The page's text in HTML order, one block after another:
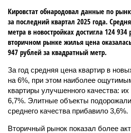
Кировстат обнародовал данные по
за последний квартал 2025 года.
метра в новостройках достигла 124 934
вторичном рынке жилья цена
947 рублей за квадратный метр.
За год средняя цена квартир в
на 6%, при этом наиболее
квартиры улучшенного качества:
6,7%. Элитные объекты
среднего качества прибавило 3,6%.
Вторичный рынок показал более